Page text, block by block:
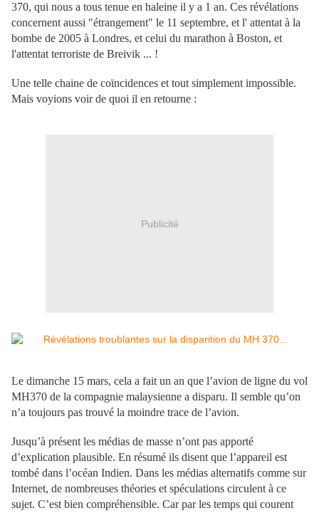
370, qui nous a tous tenue en haleine il y a 1 an. Ces révélations
concernent aussi "étrangement" le 11 septembre, et l' attentat à la
bombe de 2005 à Londres, et celui du marathon à Boston, et
l'attentat terroriste de Breivik ... !
Une telle chaine de coïncidences et tout simplement impossible.
Mais voyions voir de quoi il en retourne :
Publicité
Le dimanche 15 mars, cela a fait un an que l’avion de ligne du vol
MH370 de la compagnie malaysienne a disparu. Il semble qu’on
n’a toujours pas trouvé la moindre trace de l’avion.
Jusqu’à présent les médias de masse n’ont pas apporté
d’explication plausible. En résumé ils disent que l’appareil est
tombé dans l’océan Indien. Dans les médias alternatifs comme sur
Internet, de nombreuses théories et spéculations circulent à ce
sujet. C’est bien compréhensible. Car par les temps qui courent